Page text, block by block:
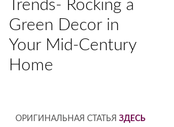
ОРИГИНАЛЬНАЯ СТАТЬЯ ЗДЕСЬ